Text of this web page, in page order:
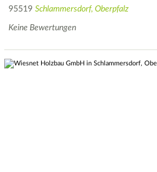
95519 Schlammersdorf, Oberpfalz
Keine Bewertungen